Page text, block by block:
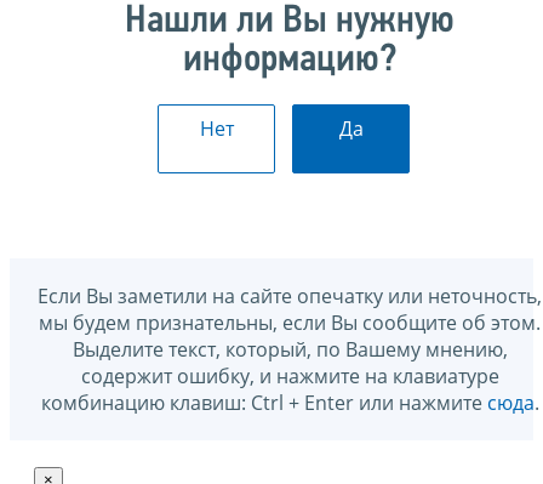
Нашли ли Вы нужную
информацию?
Нет Да
Если Вы заметили на сайте опечатку или неточность,
мы будем признательны, если Вы сообщите об этом.
Выделите текст, который, по Вашему мнению,
содержит ошибку, и нажмите на клавиатуре
комбинацию клавиш: Ctrl + Enter или нажмите сюда.
×